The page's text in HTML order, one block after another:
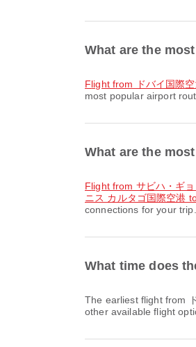
What are the
flight from ドバイ国際
most popular airport
What are the
flight from サビハ・ギ
ニス カルタゴ国際空港
connections for your trip.
What time does
The earliest flight from ドバイ国際空港 to カサブランカ ムハンマド5世国際空港 with エミレーツ航空 / Emirates departs at 07:25. You can find this schedule and compare
other available flight